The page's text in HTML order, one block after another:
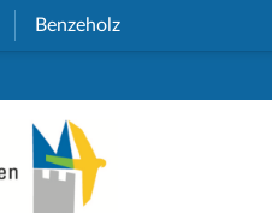
(External Link)
Benzeholz(External Link)